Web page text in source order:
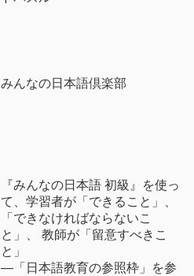
みんなの日本語倶楽部
『みんなの日本語 初級』を使っ
て、学習者が「できること」、
「できなければならないこ
と」、 教師が「留意すべきこ
と」
―「日本語教育の参照枠」を参